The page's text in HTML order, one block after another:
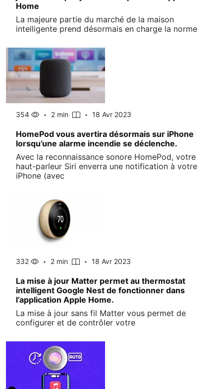
Home
La majeure partie du marché de la maison
intelligente prend désormais en charge la norme
354 2 min 18 Avr 2023
HomePod vous avertira désormais sur iPhone
lorsqu’une alarme incendie se déclenche.
Avec la reconnaissance sonore HomePod, votre
haut-parleur Siri enverra une notification à votre
iPhone (avec
332 2 min 18 Avr 2023
La mise à jour Matter permet au thermostat
intelligent Google Nest de fonctionner dans
l’application Apple Home.
La mise à jour sans fil Matter vous permet de
configurer et de contrôler votre